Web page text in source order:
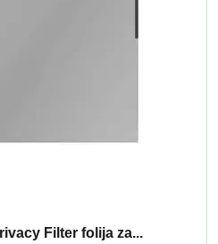
Filter folija za...